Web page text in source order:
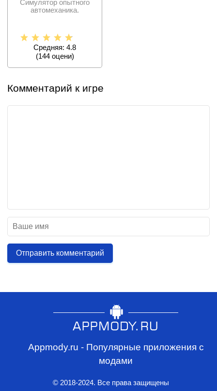
Симулятор опытного
автомеханика.
Средняя: 4.8
(144оцени)
Комментарий к игре
Отправить комментарий
Appmody.ru - Популярные приложения с
модами
© 2018-2024. Все права защищены